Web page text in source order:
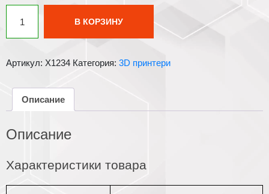
товара
Ходовой
8х8х300
В КОРЗИНУ
Артикул: X1234 Категория: 3D принтери
Описание
Описание
Характеристики товара